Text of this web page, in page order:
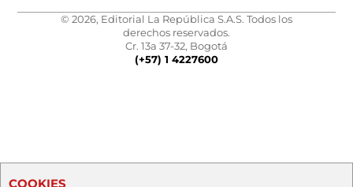
© 2026, Editorial La República S.A.S. Todos los
derechos reservados.
Cr. 13a 37-32, Bogotá
(+57) 1 4227600
COOKIES